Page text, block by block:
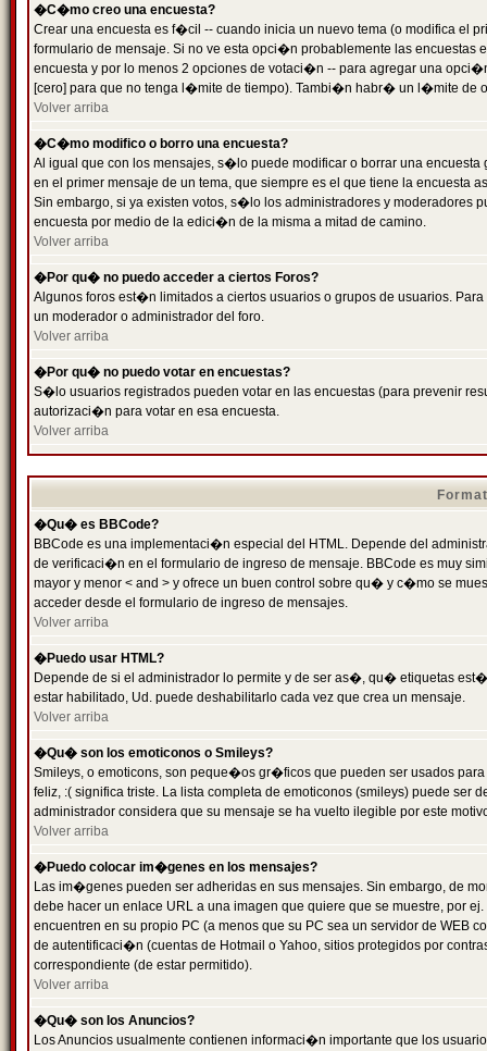
�C�mo creo una encuesta?
Crear una encuesta es f�cil -- cuando inicia un nuevo tema (o modifica el
formulario de mensaje. Si no ve esta opci�n probablemente las
encuesta y por lo menos 2 opciones de votaci�n -- para agregar una
[cero] para que no tenga l�mite de tiempo). Tambi�n habr� un l�mite de
Volver arriba
�C�mo modifico o borro una encuesta?
Al igual que con los mensajes, s�lo puede modificar o borrar una
en el primer mensaje de un tema, que siempre es el que tiene la encuesta
Sin embargo, si ya existen votos, s�lo los administradores y moderadores
encuesta por medio de la edici�n de la misma a mitad de camino.
Volver arriba
�Por qu� no puedo acceder a ciertos Foros?
Algunos foros est�n limitados a ciertos usuarios o grupos de usuarios.
un moderador o administrador del foro.
Volver arriba
�Por qu� no puedo votar en encuestas?
S�lo usuarios registrados pueden votar en las encuestas (para prevenir
autorizaci�n para votar en esa encuesta.
Volver arriba
�Qu� es BBCode?
BBCode es una implementaci�n especial del HTML. Depende del
de verificaci�n en el formulario de ingreso de mensaje. BBCode es muy
mayor y menor < and > y ofrece un buen control sobre qu� y c�mo se
acceder desde el formulario de ingreso de mensajes.
Volver arriba
�Puedo usar HTML?
Depende de si el administrador lo permite y de ser as�, qu� etiquetas
estar habilitado, Ud. puede deshabilitarlo cada vez que crea un mensaje.
Volver arriba
�Qu� son los emoticonos o Smileys?
Smileys, o emoticons, son peque�os gr�ficos que pueden ser usados
feliz, :( significa triste. La lista completa de emoticonos (smileys) puede
administrador considera que su mensaje se ha vuelto ilegible por este
Volver arriba
�Puedo colocar im�genes en los mensajes?
Las im�genes pueden ser adheridas en sus mensajes. Sin embargo, de
debe hacer un enlace URL a una imagen que quiere que se muestre, por
encuentren en su propio PC (a menos que su PC sea un servidor de
de autentificaci�n (cuentas de Hotmail o Yahoo, sitios protegidos por
correspondiente (de estar permitido).
Volver arriba
�Qu� son los Anuncios?
Los Anuncios usualmente contienen informaci�n importante que los